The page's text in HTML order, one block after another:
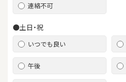
連絡不可
●土日・祝
いつでも良い
午後